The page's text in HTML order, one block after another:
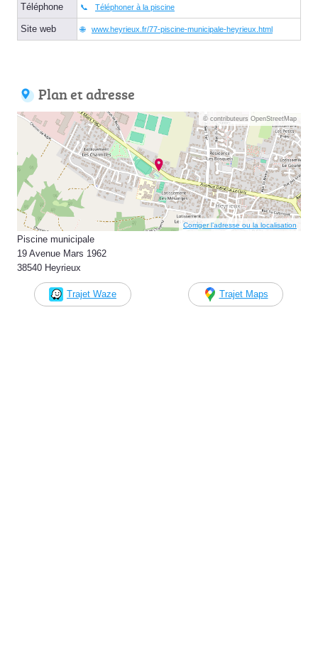
Téléphone Téléphoner à la piscine
Site web www.heyrieux.fr/77-piscine-municipale-heyrieux.html
Plan et adresse
© contributeurs OpenStreetMap
Corriger l’adresse ou la localisation
Piscine municipale
19 Avenue Mars 1962
38540 Heyrieux
Trajet Waze Trajet Maps